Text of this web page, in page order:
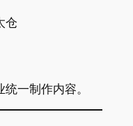
仓
一制作内容。